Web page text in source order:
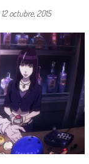
12 octubre, 2015